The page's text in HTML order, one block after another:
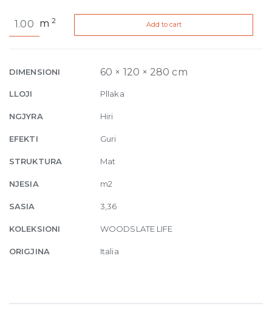
Life
6mm
x
280
m2 Add to cart
DIMENSIONI 60 × 120 × 280 cm
LLOJI Pllaka
NGJYRA Hiri
EFEKTI Guri
STRUKTURA Mat
NJESIA m2
SASIA 3,36
KOLEKSIONI WOODSLATE LIFE
ORIGJINA Italia